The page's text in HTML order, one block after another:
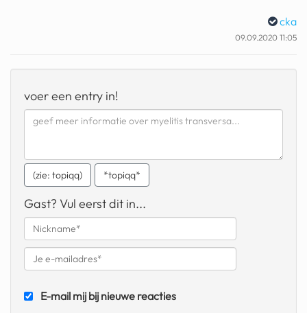
blokker
dubai chocolade
it really whips the llama s
chinese automerken
boring phone
bakelse princess taart
cka
09.09.2020 11:05
voer een entry in!
(zie: topiqq) *topiqq*
Gast? Vul eerst dit in...
E-mail mij bij nieuwe reacties